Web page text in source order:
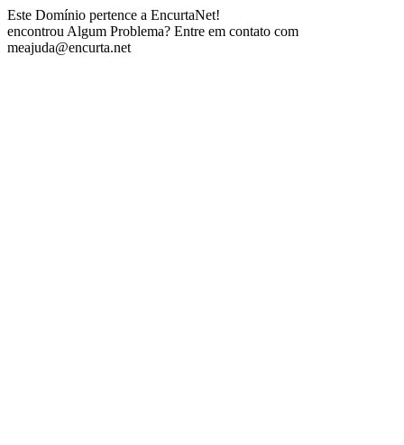
Este Domínio pertence a EncurtaNet!
encontrou Algum Problema? Entre em contato com
meajuda@encurta.net